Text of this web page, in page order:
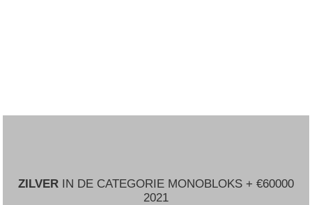
ZILVERIN DE CATEGORIE MONOBLOKS + €60000
2021